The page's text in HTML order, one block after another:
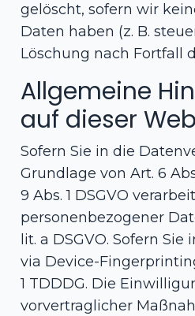
gelöscht, sofern wir
Daten haben (z. B.
Löschung nach Fortfall
Allgemeine
auf dieser
Sofern Sie in die
Grundlage von Art. 6
9 Abs. 1 DSGVO
personenbezogener
lit. a DSGVO. Sofern
via Device-
1 TDDDG. Die
vorvertraglicher